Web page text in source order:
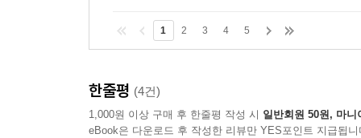
1 2 3 4 5
한줄평 (4건)
1,000원 이상 구매 후 한줄평 작성 시 일반회원 50원, 마니
eBook은 다운로드 후 작성한 리뷰만 YES포인트 지급됩니